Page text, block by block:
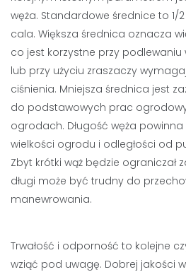
węża. Standardowe średnice to 1/
cala. Większa średnica oznacza
co jest korzystne przy podlewaniu
lub przy użyciu zraszaczy
ciśnienia. Mniejsza średnica jest
do podstawowych prac
ogrodach. Długość węża
wielkości ogrodu i odległości od
Zbyt krótki wąż będzie ograniczał
długi może być trudny do
manewrowania.
Trwałość i odporność to kolejne
wziąć pod uwagę. Dobrej jakości